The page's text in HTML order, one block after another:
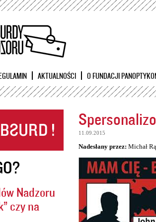
AKTUALNOŚCI O FUNDACJI
Nadzoru
czy na
11.09.2015
Nadesłany przez: Michał